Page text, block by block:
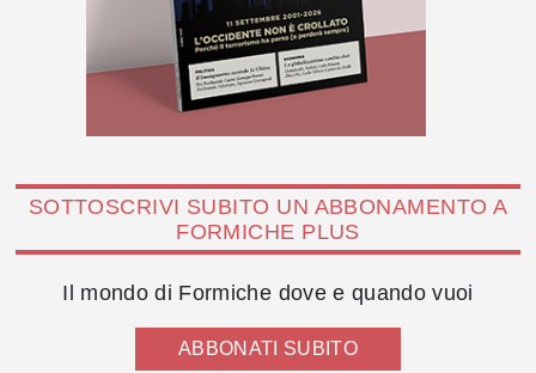
SOTTOSCRIVI SUBITO UN ABBONAMENTO A
FORMICHE PLUS
Il mondo di Formiche dove e quando vuoi
ABBONATI SUBITO